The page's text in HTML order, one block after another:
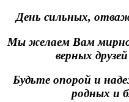
День сильных,
Мы желаем Вам
верных
Будьте опорой и
родных и